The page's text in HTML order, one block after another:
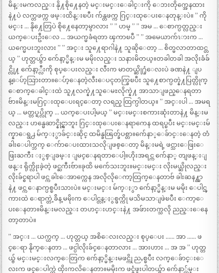
မိန္းမကလည္း နို႔စို႔ေနတဲ့ မင္းမင္းေခါင္းကို ေဘးတိုက္အေနထား
နဲ႔ပဲ လက္တဖက္က ဖမ္းထိန္းၿပီး က်န္တဖက္က ဂြင္းထုေပးေနတုန္းပဲ။ ” ကို
မင္း … နို႔ေတြပဲ စို႔ေနေတာ့မွာလား ” ” ဟမ္ ” ” အမ … ေစာက္ပတ္လည္း
ယက္ေပးဦးေလ … အယက္မခံရတာ ၾကာၿပီ ” ” အမေယာက်ၤားက …
ယက္မေပးဘူးလား ” ” အင္း သူ႔ေရာဂါနဲ႔ သူဆိုေတာ့ … စိတ္မလာတာထင္တ
ယ္ ” ဟုတ္တယ္ဗ်ာ က်ေနာ့္မိန္းမ မမိုးလည္း သနားမိတယ္။တခါတခါ အလိုးခံခ်
င္လို႔ က်ေနာ့္လီးကို စုပ္ေပးလည္း လီးက မာတယ္ဆို႐ုံေလးပဲ ခဏနဲ႔ ျပ
န္ေပ်ာ့သြားတာ။ေပ်ာ့ေနတဲ့လီးေပၚတက္ခြၿပီး သူ႔ေစာက္ပတ္နဲ႔ပြတ္လိုက္
ေစာက္ေခါင္းထဲ သူ႔လက္နဲ႔သူေမႊလိုက္နဲ႔ အာသာျဖည္ေနရတာ
ဗ်ာ။မိန္းမဂြင္းထုေပးရင္ေတာ့ လရည္ ထြက္ပါတယ္။ ” အင္းပါ … အမရ
ယ္ … မတ္တပ္ရပ္လိုက္ … ယက္ေပးပါ့မယ္ ” မင္းမင္းစကားဆုံးတာနဲ႔ မိန္းမ
လည္း ဟန္မေဆာင္နိုင္ရွာဘူး ဂြင္းထုေပးေနရာကေန ထရပ္ၿပီး မင္းမင္းမ်
က္နာေရွ႕ မ်က္ႏွာခ်င္းဆိုင္ ထမိန္ခၽြတ္ခ်ပစ္တာ။က်ေနာ္ေခ်ာင္းေနတဲ့ တံ
ခါးေပါက္ဘက္ ေက်ာေပးထားသလိုျဖစ္ေတာ့ မိန္းမရဲ့ ဖင္သားေဖြးေ
ဖြးႀကီး ႏွစ္ျခမ္း ျမင္ေနရတာေပါ့။ဟိုးအရင္က က်ေနာ္ တျဖန္းျ
ဖန္း ရိုက္လိုးခဲ့တဲ့ ဖင္ႀကီးဗ်ာ။ခုထိ မက်ေသးဘူး။မင္းမင္း လိုးမယ္ဆိုလည္း
လိုးခ်င္စရာပါ ဖင္က ခါးေအာက္ကေန အလိုလိုေကာ့ထြက္ေနတာဗ် ခါးဆန႔္တာ
နဲ႔ ဖင္က ေနာက္ပစ္ၿပီးသားပဲ။ မင္းမင္း မ်က္ႏွာ က်ေနာ့္မိန္းမ မမိုး ေပါင္ၾ
ကားထဲ ေရာက္တဲ့ခ်ိန္ မမိုးက ေပါင္တန္ႏွစ္ဖက္ကို မသိမသာျဖဲၿပီး ေကာ့ေ
ပးေနတာ။မိန္းမလည္း တဟင္းဟင္းနဲ႔ အဖ်ားတက္သလို ညည္းေနေ
တာ့တာပဲ။
” အင္း … ယက္ယက္ … ဟုတ္တယ္ အစိေလးလည္း စုပ္ေပး …… အာ …… ဖ
င္ေရာ နိုက္ေနတာ … ဖင္ပါလိုးခ်င္ေနတာလား … အားဟား … အ အ ” ဟုတ္တ
ယ္ဗ် မင္းမင္းလက္ေတြက က်ေနာ့္မိန္းမဖင္ကို ညႇစ္ၿပီး လက္ေခ်ာင္းေ
လးက ဖင္ေပါက္ထဲ ထိုးကလိေနတာ။မမိုးက ဖင္ခံဖူးပါတယ္ဗ်ာ က်ေနာ္က်မ္း